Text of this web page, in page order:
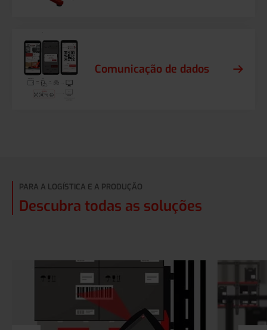
Comunicação de dados
PARA A LOGÍSTICA E A PRODUÇÃO
Descubra todas as soluções